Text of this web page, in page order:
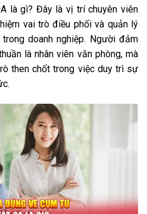
là gì? Đây là vị trí chuyên viên
vai trò điều phối và quản lý
doanh nghiệp. Người đảm
là nhân viên văn phòng, mà
then chốt trong việc duy trì sự